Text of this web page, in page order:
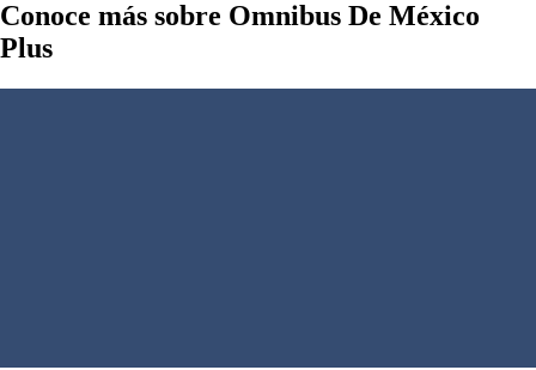
Conoce más sobre Omnibus De México
Plus